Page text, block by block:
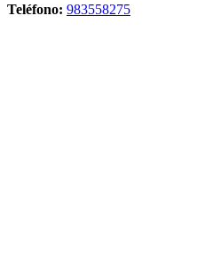
Teléfono: 983558275